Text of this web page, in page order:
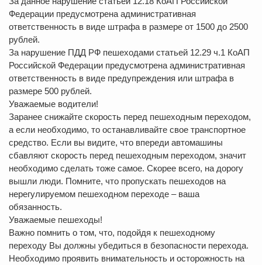
Федерации предусмотрена административная
ответственность в виде штрафа в размере от 1500 до 2500
рублей.
За нарушение ПДД РФ пешеходами статьей 12.29 ч.1 КоАП
Российской Федерации предусмотрена административная
ответственность в виде предупреждения или штрафа в
размере 500 рублей.
Уважаемые водители!
Заранее снижайте скорость перед пешеходным переходом,
а если необходимо, то останавливайте свое транспортное
средство. Если вы видите, что впереди автомашины
сбавляют скорость перед пешеходным переходом, значит
необходимо сделать тоже самое. Скорее всего, на дорогу
вышли люди. Помните, что пропускать пешеходов на
нерегулируемом пешеходном переходе – ваша
обязанность.
Уважаемые пешеходы!
Важно помнить о том, что, подойдя к пешеходному
переходу Вы должны убедиться в безопасности перехода.
Необходимо проявить внимательность и осторожность на